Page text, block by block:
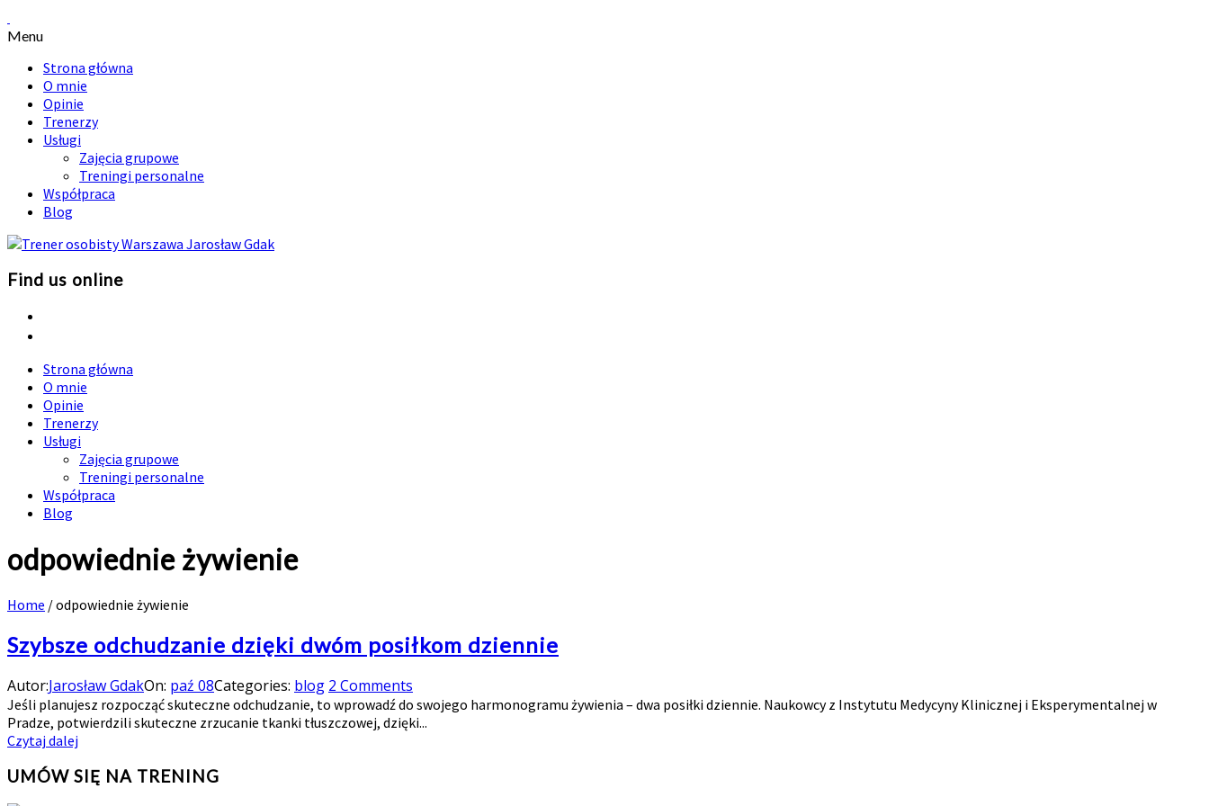
Menu
Strona główna
O mnie
Opinie
Trenerzy
Usługi
Zajęcia grupowe
Treningi personalne
Współpraca
Blog
Find us online
Strona główna
O mnie
Opinie
Trenerzy
Usługi
Zajęcia grupowe
Treningi personalne
Współpraca
Blog
odpowiednie żywienie
Home /odpowiednie żywienie
Szybsze odchudzanie dzięki dwóm posiłkom dziennie
Autor:Jarosław GdakOn: paź 08Categories: blog 2 Comments
Jeśli planujesz rozpocząć skuteczne odchudzanie, to wprowadź do swojego harmonogramu żywienia – dwa posiłki dziennie. Naukowcy z Instytutu Medycyny Klinicznej i Eksperymentalnej w
Pradze, potwierdzili skuteczne zrzucanie tkanki tłuszczowej, dzięki...
Czytaj dalej
UMÓW SIĘ NA TRENING